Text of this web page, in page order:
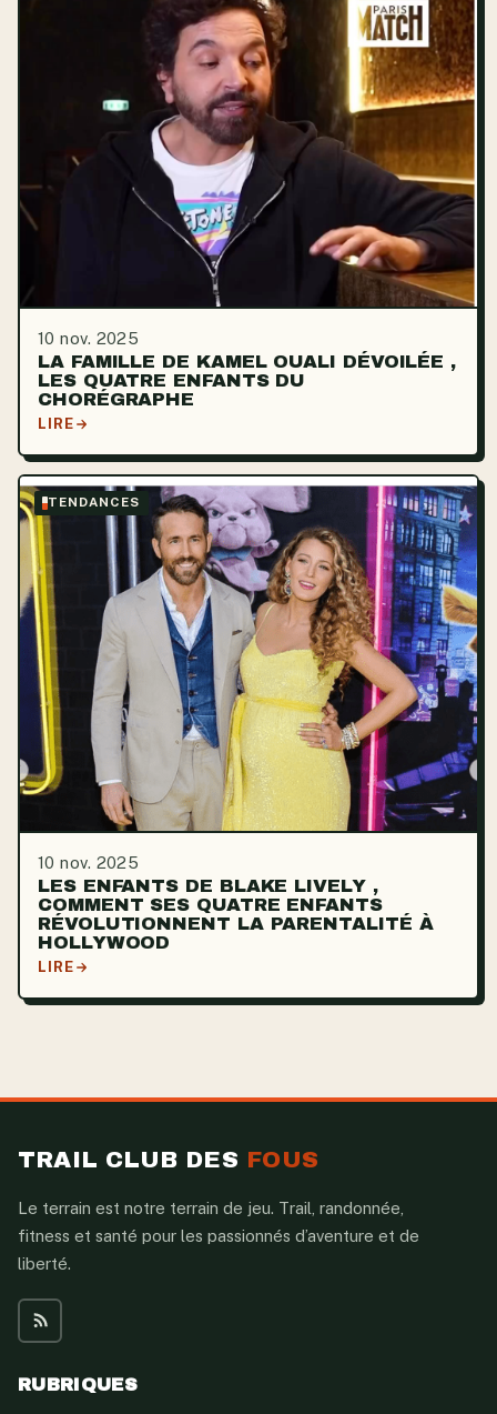
10 nov. 2025
LA FAMILLE DE KAMEL OUALI DÉVOILÉE ,
LES QUATRE ENFANTS DU
CHORÉGRAPHE
LIRE
TENDANCES
10 nov. 2025
LES ENFANTS DE BLAKE LIVELY ,
COMMENT SES QUATRE ENFANTS
RÉVOLUTIONNENT LA PARENTALITÉ À
HOLLYWOOD
LIRE
TRAIL CLUB DES FOUS
Le terrain est notre terrain de jeu. Trail, randonnée,
fitness et santé pour les passionnés d’aventure et de
liberté.
RUBRIQUES